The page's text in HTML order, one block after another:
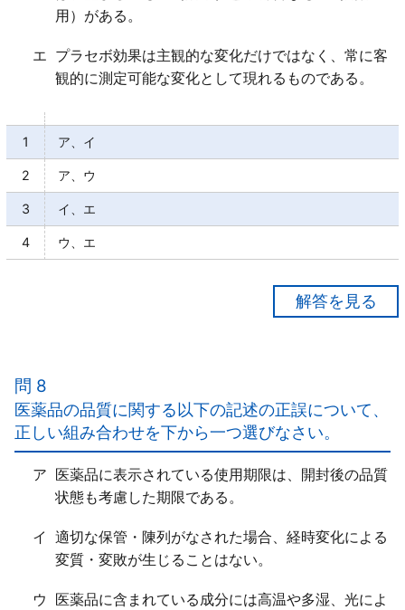
用）がある。
エ プラセボ効果は主観的な変化だけではなく、常に客
観的に測定可能な変化として現れるものである。
1 ア、イ
2 ア、ウ
3 イ、エ
4 ウ、エ
イ×
結果的又は偶発的に「薬理作用によらない作用」を生
じることをプラセボ効果という。
ウ○
主観的な変化だけでなく、客観的に測定可能な変化と
して「現れることもあるが、不確実である」。
問 8
医薬品の品質に関する以下の記述の正誤について、
正しい組み合わせを下から一つ選びなさい。
ア 医薬品に表示されている使用期限は、開封後の品質
状態も考慮した期限である。
イ
適切な保管・陳列がなされた場合、経時変化による
変質・変敗が生じることはない。
ウ 医薬品に含まれている成分には高温や多湿、光によ